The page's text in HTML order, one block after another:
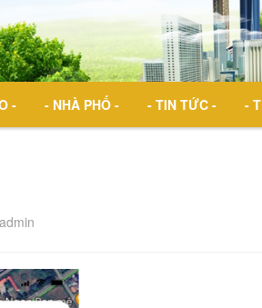
- - NHÀ PHỐ - - TIN TỨC - -
admin